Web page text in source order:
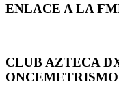
ENLACE A LA
CLUB AZTECA